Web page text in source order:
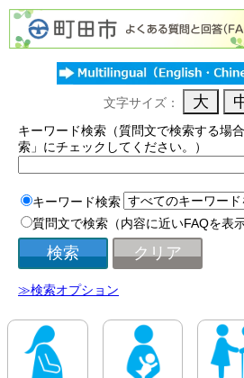
文字サイズ：
キーワード検索（質問文で検索する場
索」にチェックしてください。）
キーワード検索
質問文で検索（内容に近いFAQを表
≫検索オプション